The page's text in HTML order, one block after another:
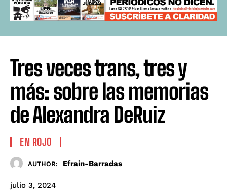
Tres veces trans, tres y
más: sobre las memorias
de Alexandra DeRuiz
EN ROJO
AUTHOR: Efrain-Barradas
julio 3, 2024